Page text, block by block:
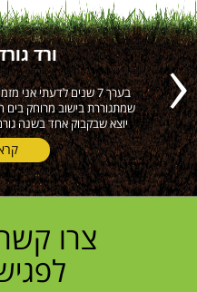
ורד
בערך 7 שנים לדעתי
שמתגוררת בישוב מרוחק
יוצא שבקבוק אחד בשנה
צרו